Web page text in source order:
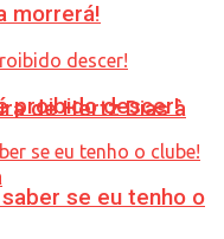
de Hertz Dias à
morrerá!
proibido descer!
se eu tenho o